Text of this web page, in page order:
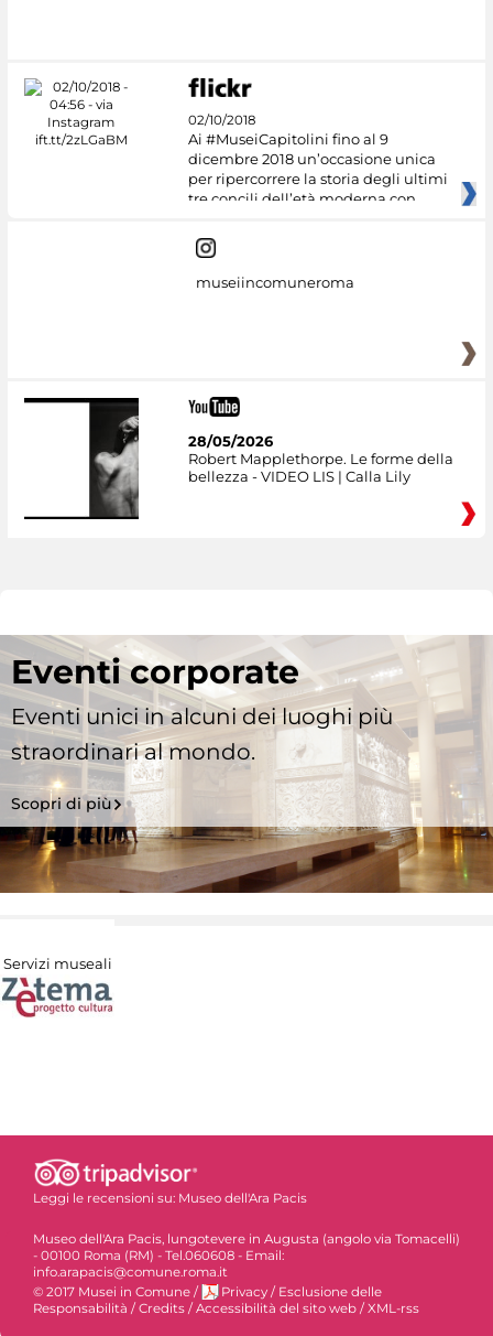
02/10/2018
Ai #MuseiCapitolini fino al 9
dicembre 2018 un’occasione unica
per ripercorrere la storia degli ultimi
tre concili dell’età moderna con
museiincomuneroma
28/05/2026
Robert Mapplethorpe. Le forme della
bellezza - VIDEO LIS | Calla Lily
Eventi corporate
Eventi unici in alcuni dei luoghi più
straordinari al mondo.
Scopri di più
Servizi museali
Leggi le recensioni su: Museo dell'Ara Pacis
Museo dell'Ara Pacis, lungotevere in Augusta (angolo via Tomacelli)
- 00100 Roma (RM) - Tel.060608 - Email:
info.arapacis@comune.roma.it
© 2017 Musei in Comune / Privacy / Esclusione delle
Responsabilità / Credits / Accessibilità del sito web / XML-rss